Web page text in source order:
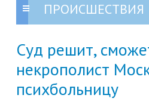
ПРОИСШЕСТВИЯ
Суд решит,
некрополист
психбольницу